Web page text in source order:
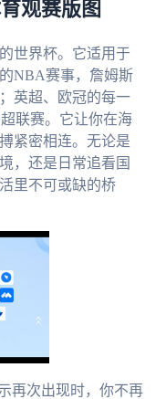
观赛版图
世界杯。它适用于
NBA赛事，詹姆斯
英超、欧冠的每一
联赛。它让你在海
紧密相连。无论是
，还是日常追看国
里不可或缺的桥
再次出现时，你不再